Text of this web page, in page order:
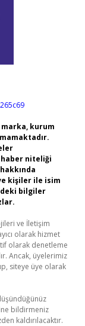
kurum
niteliği
kişiler ile isim
bilgiler
ve İletişim
olarak hizmet
olarak denetleme
Ancak, üyelerimiz
siteye üye olarak
bildirmeniz
kaldırılacaktır.